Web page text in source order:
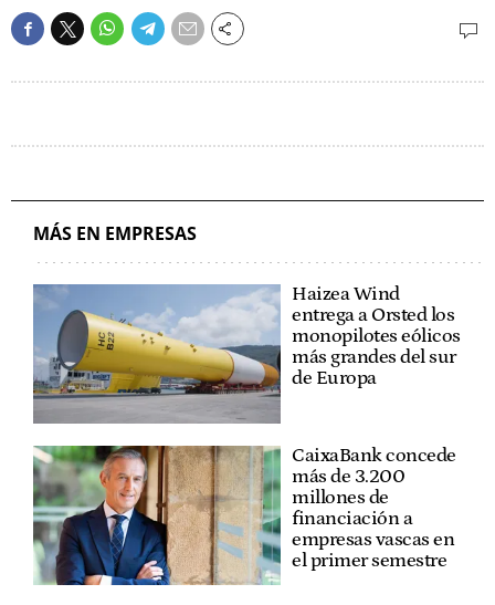
MÁS EN EMPRESAS
Haizea Wind
entrega a Orsted los
monopilotes eólicos
más grandes del sur
de Europa
CaixaBank concede
más de 3.200
millones de
financiación a
empresas vascas en
el primer semestre